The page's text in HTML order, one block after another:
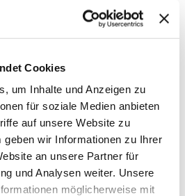
Cookies
um Inhalte und Anzeigen zu
für soziale Medien anbieten
auf unsere Website zu
geben wir Informationen zu Ihrer
an unsere Partner für
und Analysen weiter. Unsere
möglicherweise mit
Wiesbaden
Birkenau
Maxdorf
Wiesloch Eberbach
Reilingen
Langen
Mannheim
verkaufen
Häuser Wilhelmsfeld